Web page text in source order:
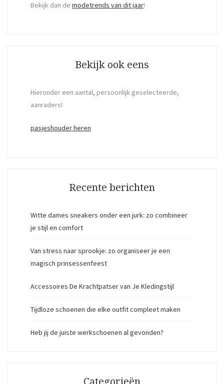
Bekijk dan de modetrends van dit jaar!
Bekijk ook eens
Hieronder een aantal, persoonlijk geselecteerde,
aanraders!
pasjeshouder heren
Recente berichten
Witte dames sneakers onder een jurk: zo combineer
je stijl en comfort
Van stress naar sprookje: zo organiseer je een
magisch prinsessenfeest
Accessoires De Krachtpatser van Je Kledingstijl
Tijdloze schoenen die elke outfit compleet maken
Heb jij de juiste werkschoenen al gevonden?